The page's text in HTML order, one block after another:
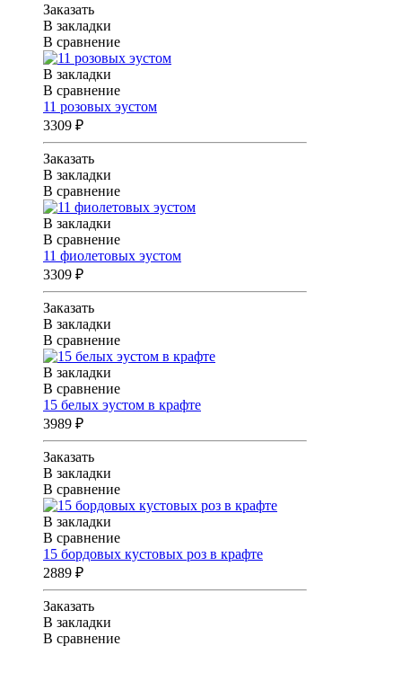
Заказать
В закладки
В сравнение
В закладки
В сравнение
11 розовых эустом
3309 ₽
Заказать
В закладки
В сравнение
В закладки
В сравнение
11 фиолетовых эустом
3309 ₽
Заказать
В закладки
В сравнение
В закладки
В сравнение
15 белых эустом в крафте
3989 ₽
Заказать
В закладки
В сравнение
В закладки
В сравнение
15 бордовых кустовых роз в крафте
2889 ₽
Заказать
В закладки
В сравнение